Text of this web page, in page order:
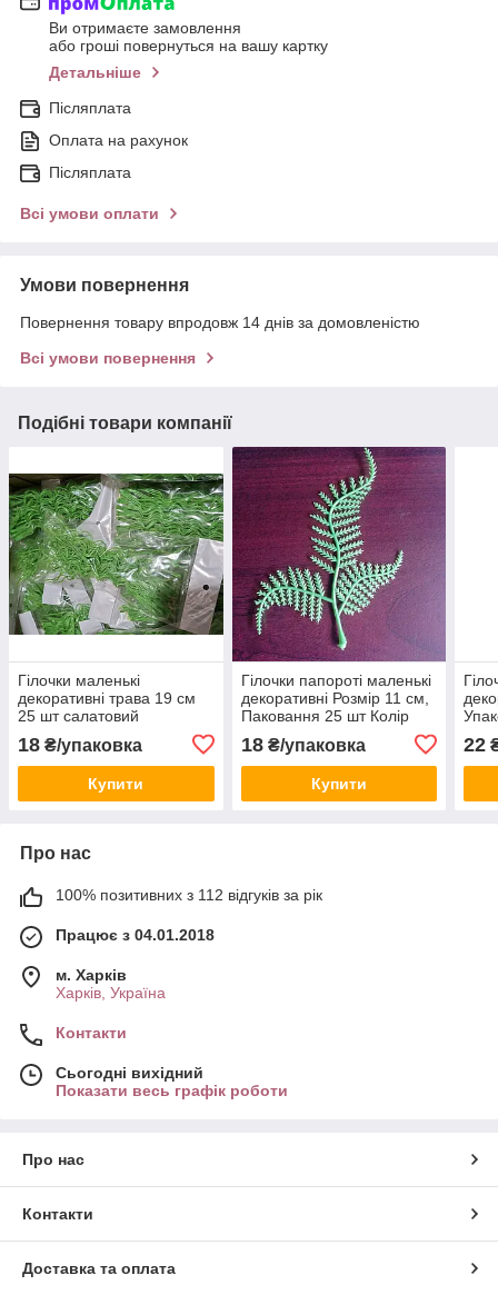
Ви отримаєте замовлення
або гроші повернуться на вашу картку
Детальніше
Післяплата
Оплата на рахунок
Післяплата
Всі умови оплати
Умови повернення
Повернення товару впродовж 14 днів за домовленістю
Всі умови повернення
Подібні товари компанії
Гілочки маленькі
декоративні трава 19 см
25 шт салатовий
18 ₴/упаковка
Купити
Гілочки папороті маленькі
декоративні Розмір 11 см,
Паковання 25 шт Колір
18₴/упаковка
Купити
22
Про нас
100% позитивних з 112 відгуків за рік
Працює з 04.01.2018
м. Харків
Харків, Україна
Контакти
Сьогодні вихідний
Показати весь графік роботи
Про нас
Контакти
Доставка та оплата